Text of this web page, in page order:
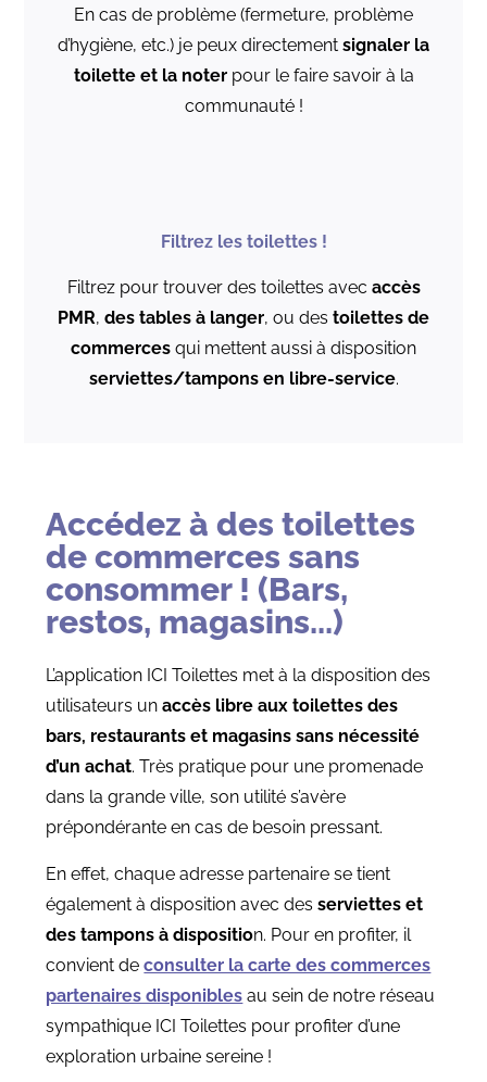
En cas de problème (fermeture, problème
d’hygiène, etc.) je peux directement signaler la
toilette et la noterpour le faire savoir à la
communauté !
Filtrez les toilettes !
Filtrez pour trouver des toilettes avec accès
PM R, des tables à langer, ou des toilettes de
commerces qui mettent aussi à disposition
serviettes/tampons en libre-service.
Accédez à des toilettes
de commerces sans
consommer ! (Bars,
restos, magasins...)
L’application ICI Toilettes met à la disposition des
utilisateurs unaccès libre aux toilettes des
bars, restaurants et magasins sans nécessité
d’un achat. Très pratique pour une promenade
dans la grande ville, son utilité s’avère
prépondérante en cas de besoin pressant.
En effet, chaque adresse partenaire se tient
également à disposition avec desserviettes et
des tampons à disposition. Pour en profiter, il
convient deconsulter la carte des commerces
partenaires disponibles au sein de notre réseau
sympathique ICI Toilettes pour profiter d’une
exploration urbaine sereine !